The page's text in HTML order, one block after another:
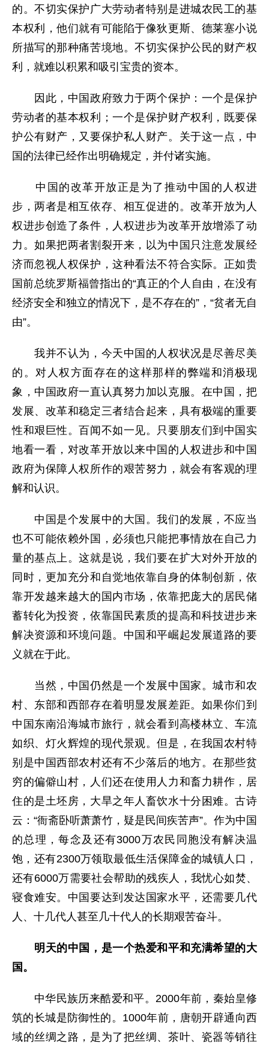
的。不切实保护广大劳动者特别是进城农民工的基
本权利，他们就有可能陷于像狄更斯、德莱塞小说
所描写的那种痛苦境地。不切实保护公民的财产权
利，就难以积累和吸引宝贵的资本。
因此，中国政府致力于两个保护：一个是保护
劳动者的基本权利；一个是保护财产权利，既要保
护公有财产，又要保护私人财产。关于这一点，中
国的法律已经作出明确规定，并付诸实施。
中国的改革开放正是为了推动中国的人权进
步，两者是相互依存、相互促进的。改革开放为人
权进步创造了条件，人权进步为改革开放增添了动
力。如果把两者割裂开来，以为中国只注意发展经
济而忽视人权保护，这种看法不符合实际。正如贵
国前总统罗斯福曾指出的“真正的个人自由，在没有
经济安全和独立的情况下，是不存在的”，“贫者无自
由”。
我并不认为，今天中国的人权状况是尽善尽美
的。对人权方面存在的这样那样的弊端和消极现
象，中国政府一直认真努力加以克服。在中国，把
发展、改革和稳定三者结合起来，具有极端的重要
性和艰巨性。百闻不如一见。只要朋友们到中国实
地看一看，对改革开放以来中国的人权进步和中国
政府为保障人权所作的艰苦努力，就会有客观的理
解和认识。
中国是个发展中的大国。我们的发展，不应当
也不可能依赖外国，必须也只能把事情放在自己力
量的基点上。这就是说，我们要在扩大对外开放的
同时，更加充分和自觉地依靠自身的体制创新，依
靠开发越来越大的国内市场，依靠把庞大的居民储
蓄转化为投资，依靠国民素质的提高和科技进步来
解决资源和环境问题。中国和平崛起发展道路的要
义就在于此。
当然，中国仍然是一个发展中国家。城市和农
村、东部和西部存在着明显发展差距。如果你们到
中国东南沿海城市旅行，就会看到高楼林立、车流
如织、灯火辉煌的现代景观。但是，在我国农村特
别是中国西部农村还有不少落后的地方。在那些贫
穷的偏僻山村，人们还在使用人力和畜力耕作，居
住的是土坯房，大旱之年人畜饮水十分困难。古诗
云：“衙斋卧听萧萧竹，疑是民间疾苦声”。作为中国
的总理，每念及还有3000万农民同胞没有解决温
饱，还有2300万领取最低生活保障金的城镇人口，
还有6000万需要社会帮助的残疾人，我忧心如焚、
寝食难安。中国要达到发达国家水平，还需要几代
人、十几代人甚至几十代人的长期艰苦奋斗。
明天的中国，是一个热爱和平和充满希望的大
国。
中华民族历来酷爱和平。2000年前，秦始皇修
筑的长城是防御性的。1000年前，唐朝开辟通向西
域的丝绸之路，是为了把丝绸、茶叶、瓷器等销往